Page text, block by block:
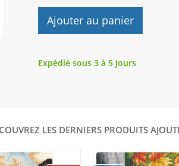
Ajouter au panier
Expédié sous 3 à 5 Jours
LES DERNIERS PRODUITS